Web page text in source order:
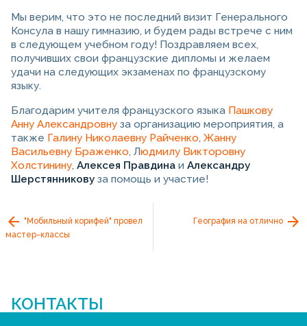
Мы верим, что это не последний визит Генерального
Консула в нашу гимназию, и будем рады встрече с ним
в следующем учебном году! Поздравляем всех,
получивших свои французские дипломы и желаем
удачи на следующих экзаменах по французскому
языку.
Благодарим учителя французского языка Пашкову
Анну Александровну за организацию мероприятия, а
также Галину Николаевну Райченко, Жанну
Васильевну Браженко, Людмилу Викторовну
Холстинину, Алексея Правдина и Александру
Шерстянникову за помощь и участие!
"Мобильный корифей" провел
мастер-классы
География на отлично
КОНТАКТЫ